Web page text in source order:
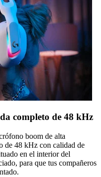
completo de 48 kHz
boom de alta
de 48 kHz con calidad de
en el interior del
para que tus compañeros